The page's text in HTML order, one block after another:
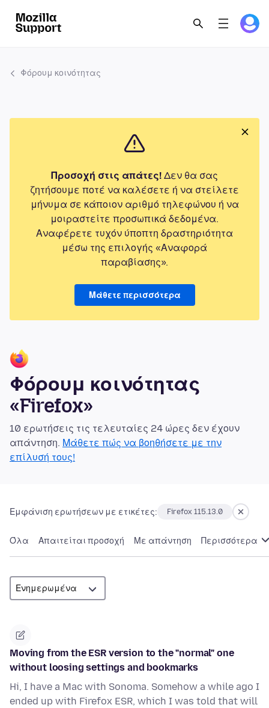
Φόρουμ κοινότητας
Προσοχή στις απάτες! Δεν θα σας
ζητήσουμε ποτέ να καλέσετε ή να στείλετε
μήνυμα σε κάποιον αριθμό τηλεφώνου ή να
μοιραστείτε προσωπικά δεδομένα.
Αναφέρετε τυχόν ύποπτη δραστηριότητα
μέσω της επιλογής «Αναφορά
παραβίασης».
Μάθετε περισσότερα
Φόρουμ κοινότητας
«Firefox»
10 ερωτήσεις τις τελευταίες 24 ώρες δεν έχουν
απάντηση. Μάθετε πώς να βοηθήσετε με την
επίλυσή τους!
Εμφάνιση ερωτήσεων με ετικέτες: Firefox 115.13.0
Όλα Απαιτείται προσοχή Με απάντηση Περισσότερα
Moving from the ESR version to the "normal" one
without loosing settings and bookmarks
Hi, I have a Mac with Sonoma. Somehow a while ago I
ended up with Firefox ESR, which I was told that will